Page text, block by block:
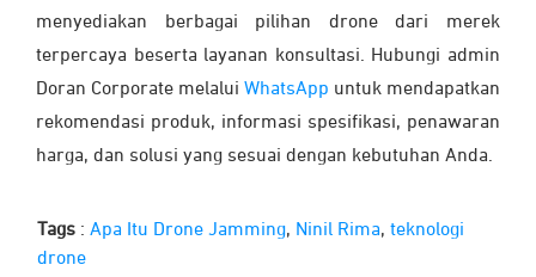
menyediakan berbagai pilihan drone dari merek
terpercaya beserta layanan konsultasi. Hubungi admin
Doran Corporate melalui WhatsApp untuk mendapatkan
rekomendasi produk, informasi spesifikasi, penawaran
harga, dan solusi yang sesuai dengan kebutuhan Anda.
Tags : Apa Itu Drone Jamming, Ninil Rima, teknologi
drone